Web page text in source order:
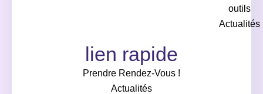
outils
Actualités
lien rapide
Prendre Rendez-Vous !
Actualités